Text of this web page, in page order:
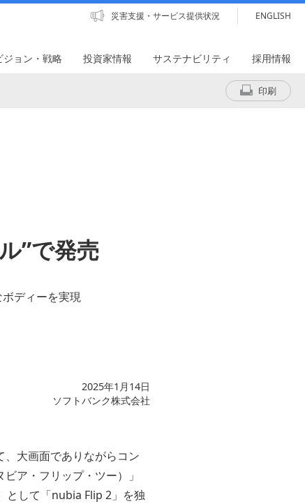
災害支援・サービス提供状況 ENGLISH
ジョン・戦略 投資家情報 サステナビリティ 採用情報
印刷
”で発売
ディーを実現
2025年1月14日
ソフトバンク株式会社
、大画面でありながらコン
ア・フリップ・ツー）」
として「nubia Flip 2」を独